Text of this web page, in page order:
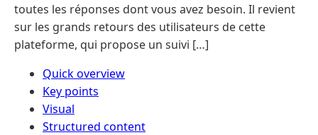
toutes les réponses dont vous avez besoin. Il revient
sur les grands retours des utilisateurs de cette
plateforme, qui propose un suivi […]
Quick overview
Key points
Visual
Structured content